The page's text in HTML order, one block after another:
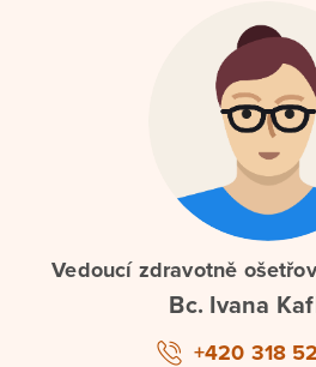
Vedoucí zdravotně
Bc. Ivana
+420 318